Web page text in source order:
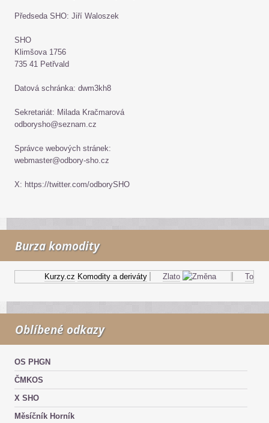
Předseda SHO: Jiří Waloszek
SHO
Klimšova 1756
735 41 Petřvald
Datová schránka: dwm3kh8
Sekretariát: Milada Kračmarová
odborysho@seznam.cz
Správce webových stránek:
webmaster@odbory-sho.cz
X: https://twitter.com/odborySHO
Burza komodity
Kurzy.cz Komodity a deriváty Zlato Topný
Oblíbené odkazy
OS PHGN
ČMKOS
X SHO
Měsíčník Horník